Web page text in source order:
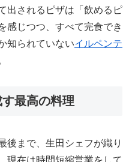
出されるピザは「飲めるピ
感じつつ、すべて完食でき
知られていないイルペンテ
す最高の料理
後まで、生田シェフが織り
現在は時間短縮営業をして